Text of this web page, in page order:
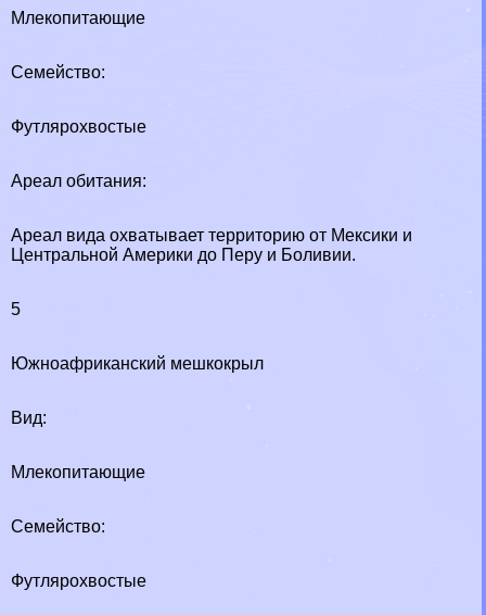
Млекопитающие
Семейство:
Футлярохвостые
Ареал обитания:
Ареал вида охватывает территорию от Мексики и
Центральной Америки до Перу и Боливии.
5
Южноафриканский мешкокрыл
Вид:
Млекопитающие
Семейство:
Футлярохвостые